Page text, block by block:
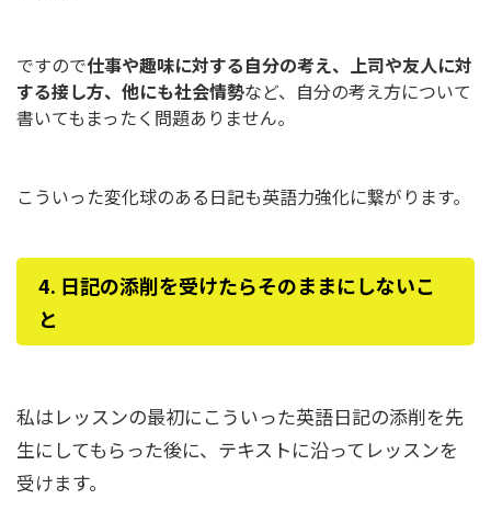
ですので仕事や趣味に対する自分の考え、上司や友人に対
する接し方、他にも社会情勢など、自分の考え方について
書いてもまったく問題ありません。
こういった変化球のある日記も英語力強化に繋がります。
4. 日記の添削を受けたらそのままにしないこ
と
私はレッスンの最初にこういった英語日記の添削を先
生にしてもらった後に、テキストに沿ってレッスンを
受けます。